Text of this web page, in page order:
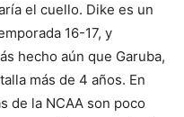
el cuello. Dike es un
16-17, y
hecho aún que Garuba,
más de 4 años. En
de la NCAA son poco